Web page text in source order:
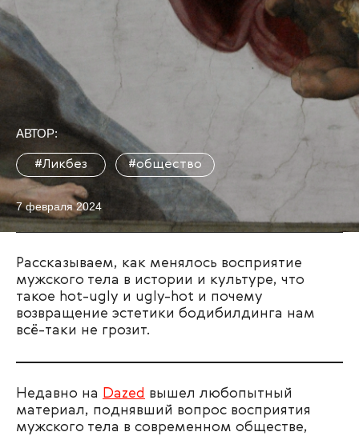
АВТОР:
#Ликбез #общество
7 февраля 2024
Рассказываем, как менялось восприятие
мужского тела в истории и культуре, что
такое hot-ugly и ugly-hot и почему
возвращение эстетики бодибилдинга нам
всё-таки не грозит.
Недавно на Dazed вышел любопытный
материал, поднявший вопрос восприятия
мужского тела в современном обществе,